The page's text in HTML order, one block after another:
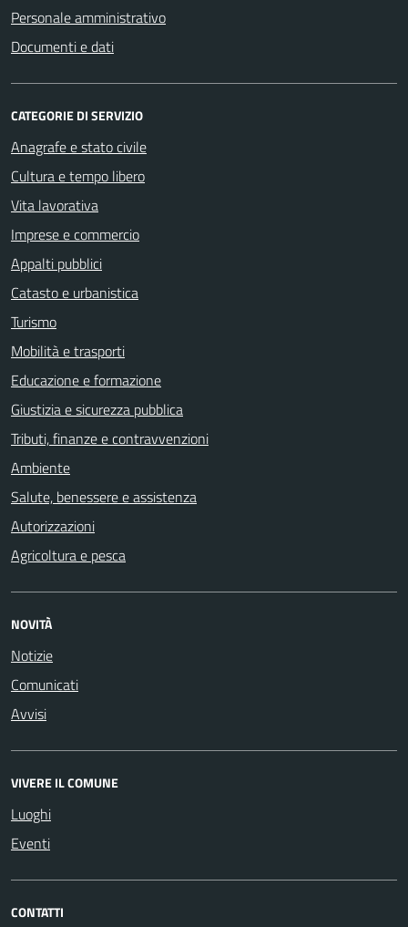
Personale amministrativo
Documenti e dati
CATEGORIE DI SERVIZIO
Anagrafe e stato civile
Cultura e tempo libero
Vita lavorativa
Imprese e commercio
Appalti pubblici
Catasto e urbanistica
Turismo
Mobilità e trasporti
Educazione e formazione
Giustizia e sicurezza pubblica
Tributi, finanze e contravvenzioni
Ambiente
Salute, benessere e assistenza
Autorizzazioni
Agricoltura e pesca
NOVITÀ
Notizie
Comunicati
Avvisi
VIVERE IL COMUNE
Luoghi
Eventi
CONTATTI